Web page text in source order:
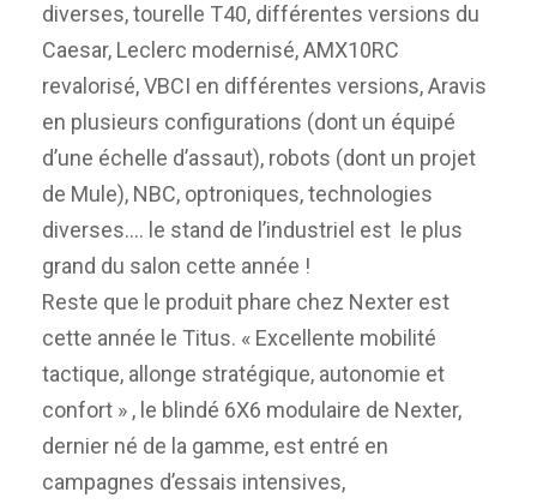
diverses, tourelle T40, différentes versions du
Caesar, Leclerc modernisé, AMX10RC
revalorisé, VBCI en différentes versions, Aravis
en plusieurs configurations (dont un équipé
d’une échelle d’assaut), robots (dont un projet
de Mule), NBC, optroniques, technologies
diverses…. le stand de l’industriel est le plus
grand du salon cette année !
Reste que le produit phare chez Nexter est
cette année le Titus. « Excellente mobilité
tactique, allonge stratégique, autonomie et
confort » , le blindé 6X6 modulaire de Nexter,
dernier né de la gamme, est entré en
campagnes d’essais intensives,